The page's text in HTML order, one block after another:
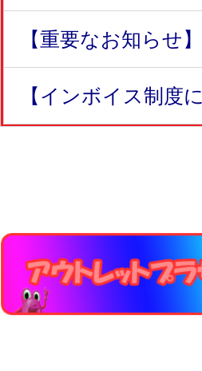
【重要なお知らせ
【インボイス制度